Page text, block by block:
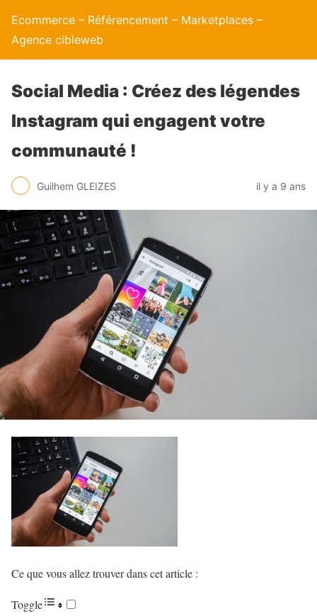
Ecommerce – Référencement – Marketplaces –
Agence cibleweb
Social Media : Créez des légendes
Instagram qui engagent votre
communauté !
Guilhem GLEIZES il y a 9 ans
Ce que vous allez trouver dans cet article :
Toggle